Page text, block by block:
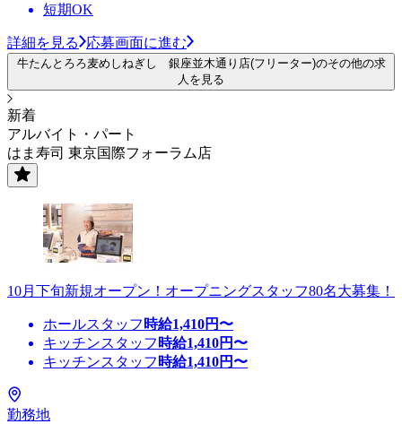
短期OK
詳細を見る 応募画面に進む
牛たんとろろ麦めしねぎし 銀座並木通り店(フリーター)のその他の求
人を見る
新着
アルバイト・パート
はま寿司 東京国際フォーラム店
10月下旬新規オープン！オープニングスタッフ80名大募集！
ホールスタッフ 時給1,410円〜
キッチンスタッフ 時給1,410円〜
キッチンスタッフ 時給1,410円〜
勤務地